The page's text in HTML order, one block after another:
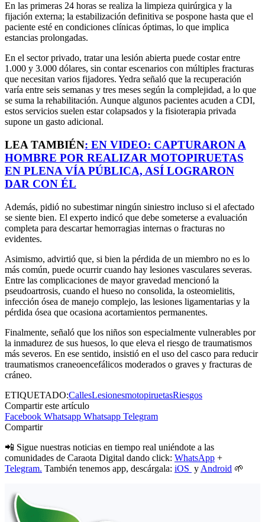
En las primeras 24 horas se realiza la limpieza quirúrgica y la
fijación externa; la estabilización definitiva se pospone hasta que el
paciente esté en condiciones clínicas óptimas, lo que implica
estancias prolongadas.
En el sector privado, tratar una lesión abierta puede costar entre
1.000 y 3.000 dólares, sin contar escenarios con múltiples fracturas
que necesitan varios fijadores. Yedra señaló que la recuperación
varía entre seis semanas y tres meses según la complejidad, a lo que
se suma la rehabilitación. Aunque algunos pacientes acuden a CDI,
estos servicios suelen estar colapsados y la fisioterapia privada
supone un gasto adicional.
LEA TAMBIÉN: EN VIDEO: CAPTURARON A
HOMBRE POR REALIZAR MOTOPIRUETAS
EN PLENA VÍA PÚBLICA, ASÍ LOGRARON
DAR CON ÉL
Además, pidió no subestimar ningún siniestro incluso si el afectado
se siente bien. El experto indicó que debe someterse a evaluación
completa para descartar hemorragias internas o fracturas no
evidentes.
Asimismo, advirtió que, si bien la pérdida de un miembro no es lo
más común, puede ocurrir cuando hay lesiones vasculares severas.
Entre las complicaciones de mayor gravedad mencionó la
pseudoartrosis, cuando el hueso no consolida, la osteomielitis,
infección ósea de manejo complejo, las lesiones ligamentarias y la
pérdida ósea que ocasiona acortamientos permanentes.
Finalmente, señaló que los niños son especialmente vulnerables por
la inmadurez de sus huesos, lo que eleva el riesgo de traumatismos
más severos. En ese sentido, insistió en el uso del casco para reducir
traumatismos craneoencefálicos moderados o graves y fracturas de
cráneo.
ETIQUETADO:CallesLesionesmotopiruetasRiesgos
Compartir este artículo
Facebook Whatsapp Whatsapp Telegram
Compartir
📲 Sigue nuestras noticias en tiempo real uniéndote a las
comunidades de Caraota Digital dando click: WhatsApp +
Telegram. También tenemos app, descárgala: iOS y Android 🌱